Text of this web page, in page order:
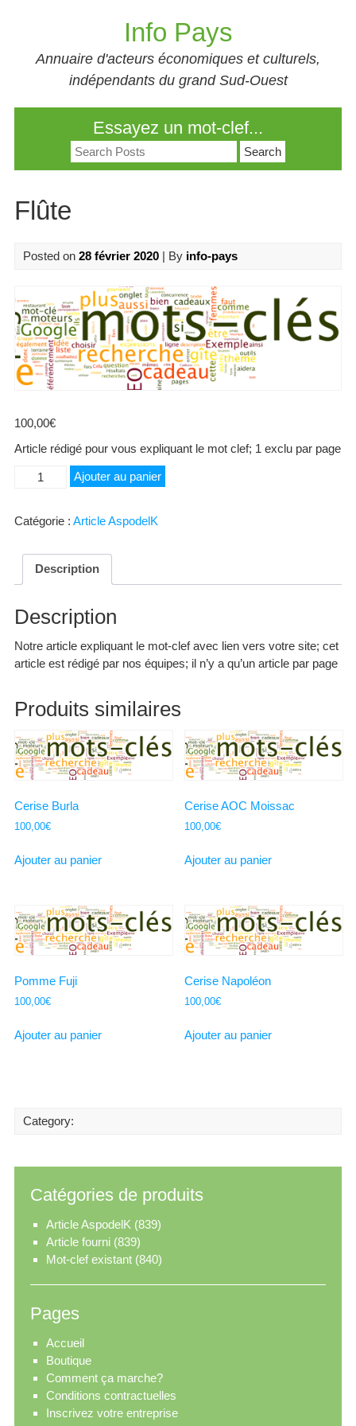
Info Pays
Annuaire d'acteurs économiques et culturels,
indépendants du grand Sud-Ouest
Essayez un mot-clef...
Search
for:
Flûte
Posted on 28 février 2020| By info-pays
100,00€
Article rédigé pour vous expliquant le mot clef; 1 exclu par page
quantité
Ajouter au panier
Catégorie : Article AspodelK
Description
Description
Notre article expliquant le mot-clef avec lien vers votre site; cet
article est rédigé par nos équipes; il n’y a qu’un article par page
Produits similaires
Cerise Burla
100,00€
Ajouter au panier
Cerise AOC Moissac
100,00€
Ajouter au panier
Pomme Fuji
100,00€
Ajouter au panier
Cerise Napoléon
100,00€
Ajouter au panier
Category:
Catégories de produits
Article AspodelK (839)
Article fourni (839)
Mot-clef existant (840)
Pages
Accueil
Boutique
Comment ça marche?
Conditions contractuelles
Inscrivez votre entreprise